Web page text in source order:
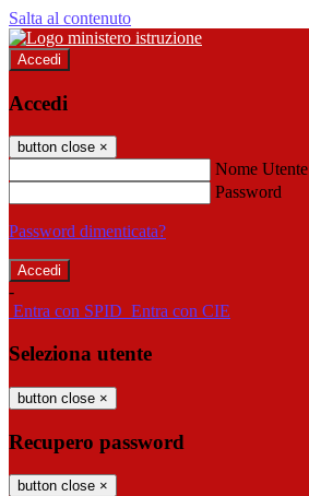
Salta al contenuto
Accedi
Accedi
button close ×
Nome Utente
Password
Password dimenticata?
-
Entra con SPID Entra con CIE
Seleziona utente
button close ×
Recupero password
button close ×